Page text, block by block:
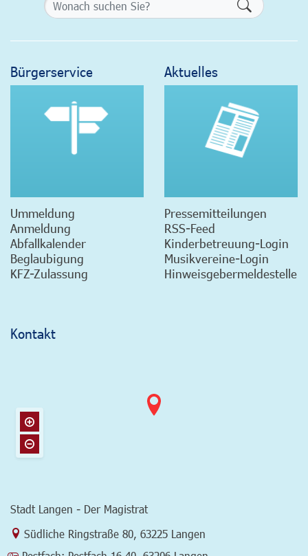
Bürgerservice
Ummeldung
Anmeldung
Abfallkalender
Beglaubigung
KFZ-Zulassung
Aktuelles
Pressemitteilungen
RSS-Feed
Kinderbetreuung-Login
Musikvereine-Login
Hinweisgebermeldestelle
Kontakt
Stadt Langen - Der Magistrat
Link zur Google-Maps Navigation
Südliche Ringstraße 80, 63225 Langen